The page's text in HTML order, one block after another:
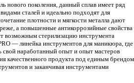
нового поколения, данный сплав имеет ряд
сталей и идеально подходят для
плотности и мягкости металла дают
а повышенные антикоррозийные свойства
возможным стерилизацию инструмента
— линейка инструментов для маникюра, где
свой наработанный опыт и опыт мастеров
качественного продукта под единым брендом
и заканчивая инструментами